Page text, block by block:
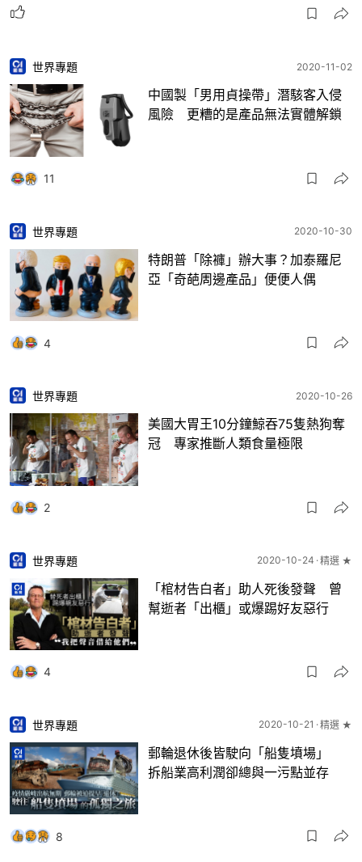
世界專題 2020-11-02
中國製「男用貞操帶」潛駭客入侵
風險 更糟的是產品無法實體解鎖
11
世界專題 2020-10-30
特朗普「除褲」辦大事？加泰羅尼
亞「奇葩周邊產品」便便人偶
4
世界專題 2020-10-26
美國大胃王10分鐘鯨吞75隻熱狗奪
冠 專家推斷人類食量極限
2
世界專題 2020-10-24 精選 ★
「棺材告白者」助人死後發聲 曾
幫逝者「出櫃」或爆踢好友惡行
4
世界專題 2020-10-21 精選 ★
郵輪退休後皆駛向「船隻墳場」
拆船業高利潤卻總與一污點並存
8